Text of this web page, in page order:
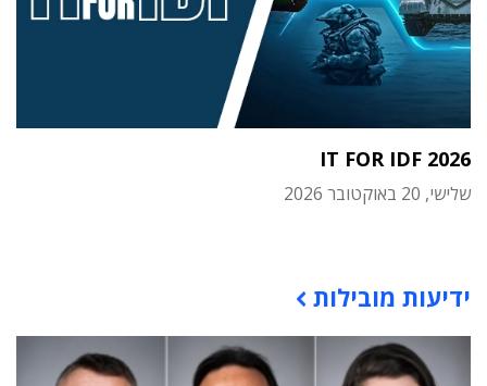
IT FOR IDF 2026
שלישי, 20 באוקטובר 2026
ידיעות מובילות